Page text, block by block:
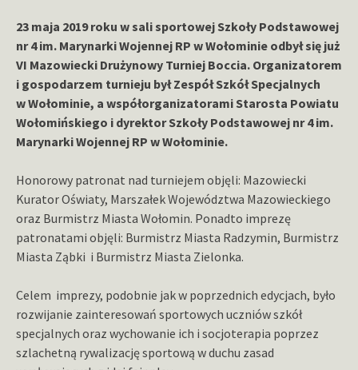
23 maja 2019 roku w sali sportowej Szkoły Podstawowej
nr 4 im. Marynarki Wojennej RP w Wołominie odbył się już
VI Mazowiecki Drużynowy Turniej Boccia. Organizatorem
i gospodarzem turnieju był Zespół Szkół Specjalnych
w Wołominie, a współorganizatorami Starosta Powiatu
Wołomińskiego i dyrektor Szkoły Podstawowej nr 4 im.
Marynarki Wojennej RP w Wołominie.
Honorowy patronat nad turniejem objęli: Mazowiecki
Kurator Oświaty, Marszałek Województwa Mazowieckiego
oraz Burmistrz Miasta Wołomin. Ponadto imprezę
patronatami objęli: Burmistrz Miasta Radzymin, Burmistrz
Miasta Ząbki i Burmistrz Miasta Zielonka.
Celem imprezy, podobnie jak w poprzednich edycjach, było
rozwijanie zainteresowań sportowych uczniów szkół
specjalnych oraz wychowanie ich i socjoterapia poprzez
szlachetną rywalizację sportową w duchu zasad